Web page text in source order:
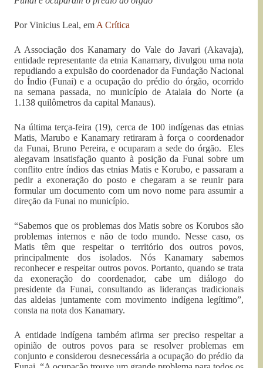
Por Vinicius Leal, em A Crítica
A Associação dos Kanamary do Vale do Javari (Akavaja),
entidade representante da etnia Kanamary, divulgou uma nota
repudiando a expulsão do coordenador da Fundação Nacional
do Índio (Funai) e a ocupação do prédio do órgão, ocorrido
na semana passada, no município de Atalaia do Norte (a
1.138 quilômetros da capital Manaus).
Na última terça-feira (19), cerca de 100 indígenas das etnias
Matis, Marubo e Kanamary retiraram à força o coordenador
da Funai, Bruno Pereira, e ocuparam a sede do órgão. Eles
alegavam insatisfação quanto à posição da Funai sobre um
conflito entre índios das etnias Matis e Korubo, e passaram a
pedir a exoneração do posto e chegaram a se reunir para
formular um documento com um novo nome para assumir a
direção da Funai no município.
“Sabemos que os problemas dos Matis sobre os Korubos são
problemas internos e não de todo mundo. Nesse caso, os
Matis têm que respeitar o território dos outros povos,
principalmente dos isolados. Nós Kanamary sabemos
reconhecer e respeitar outros povos. Portanto, quando se trata
da exoneração do coordenador, cabe um diálogo do
presidente da Funai, consultando as lideranças tradicionais
das aldeias juntamente com movimento indígena legítimo”,
consta na nota dos Kanamary.
A entidade indígena também afirma ser preciso respeitar a
opinião de outros povos para se resolver problemas em
conjunto e considerou desnecessária a ocupação do prédio da